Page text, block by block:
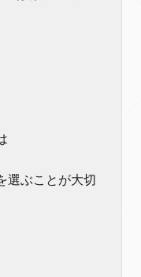
選ぶことが大切